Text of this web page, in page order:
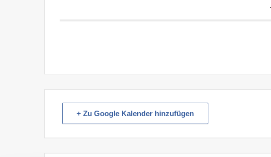
+ Zu Google Kalender hinzufügen